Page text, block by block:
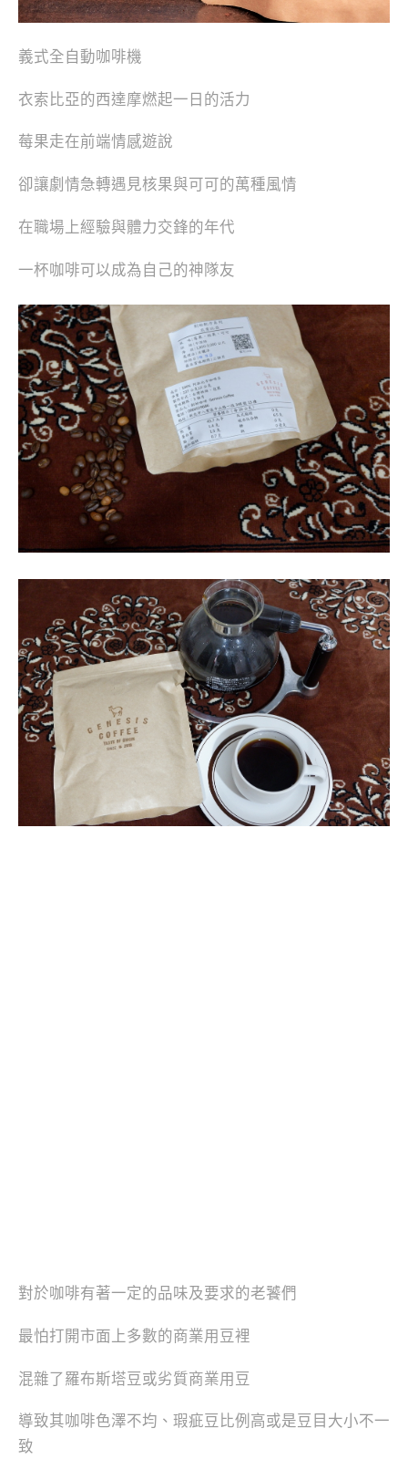
義式全自動咖啡機
衣索比亞的西達摩燃起一日的活力
莓果走在前端情感遊說
卻讓劇情急轉遇見核果與可可的萬種風情
在職場上經驗與體力交鋒的年代
一杯咖啡可以成為自己的神隊友
對於咖啡有著一定的品味及要求的老饕們
最怕打開市面上多數的商業用豆裡
混雜了羅布斯塔豆或劣質商業用豆
導致其咖啡色澤不均、瑕疵豆比例高或是豆目大小不一
致